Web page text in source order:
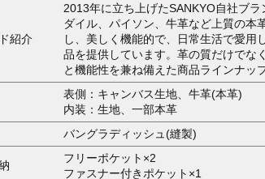
紹介
2013年に立ち上げたSANKYO自社ブラ
ダイル、パイソン、牛革など上質の本
し、美しく機能的で、日常生活で愛用
品を提供しています。革の質だけでな
と機能性を兼ね備えた商品ラインナップ
表側：キャンバス生地、牛革(本革)
内装：生地、一部本革
バングラディッシュ(縫製)
フリーポケット×2
ファスナー付きポケット×1